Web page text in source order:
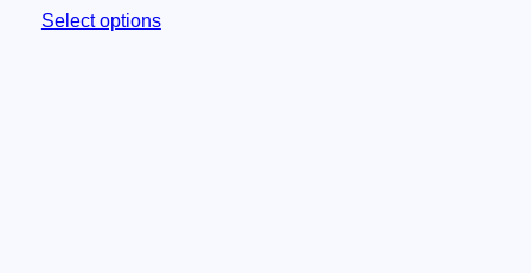
Select options